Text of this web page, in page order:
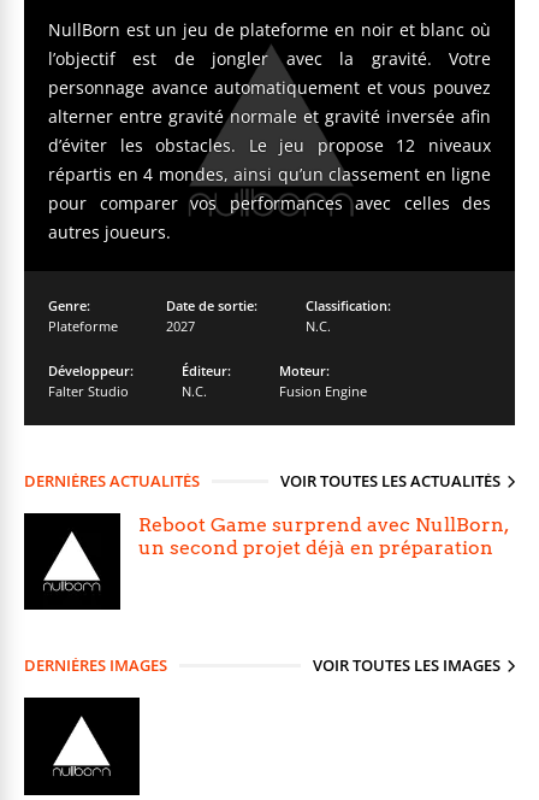
NullBorn est un jeu de plateforme en noir et blanc où
l’objectif est de jongler avec la gravité. Votre
personnage avance automatiquement et vous pouvez
alterner entre gravité normale et gravité inversée afin
d’éviter les obstacles. Le jeu propose 12 niveaux
répartis en 4 mondes, ainsi qu’un classement en ligne
pour comparer vos performances avec celles des
autres joueurs.
Genre:
Plateforme
Date de sortie:
2027
Classification:
N.C.
Développeur:
Falter Studio
Éditeur:
N.C.
Moteur:
Fusion Engine
DERNIÈRES ACTUALITÉS VOIR TOUTES LES ACTUALITÉS
Reboot Game surprend avec NullBorn,
un second projet déjà en préparation
DERNIÈRES IMAGES VOIR TOUTES LES IMAGES